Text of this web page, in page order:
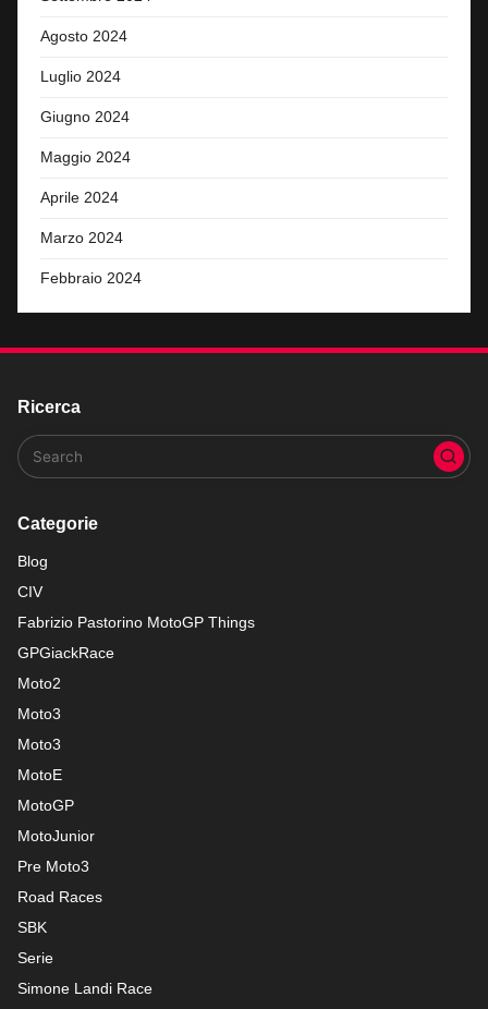
Agosto 2024
Luglio 2024
Giugno 2024
Maggio 2024
Aprile 2024
Marzo 2024
Febbraio 2024
Ricerca
Categorie
Blog
CIV
Fabrizio Pastorino MotoGP Things
GPGiackRace
Moto2
Moto3
Moto3
MotoE
MotoGP
MotoJunior
Pre Moto3
Road Races
SBK
Serie
Simone Landi Race